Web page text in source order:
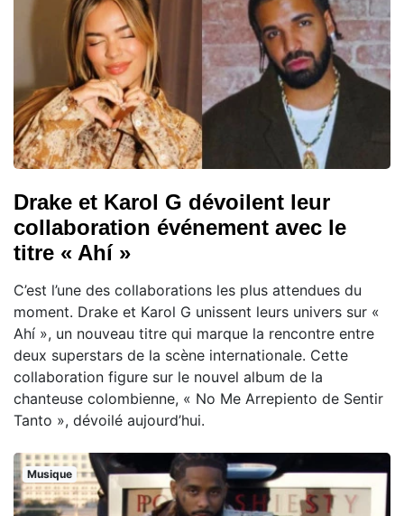
Drake et Karol G dévoilent leur
collaboration événement avec le
titre « Ahí »
C’est l’une des collaborations les plus attendues du
moment. Drake et Karol G unissent leurs univers sur «
Ahí », un nouveau titre qui marque la rencontre entre
deux superstars de la scène internationale. Cette
collaboration figure sur le nouvel album de la
chanteuse colombienne, « No Me Arrepiento de Sentir
Tanto », dévoilé aujourd’hui.
Musique